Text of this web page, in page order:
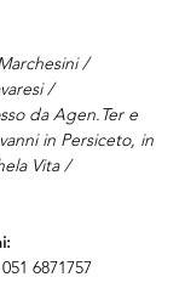
/
/
da Agen.Ter e
in Persiceto, in
Vita /
6871757